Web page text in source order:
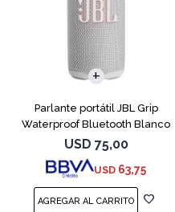
Parlante portátil JBL Grip
Waterproof Bluetooth Blanco
USD 75,00
USD 63,75